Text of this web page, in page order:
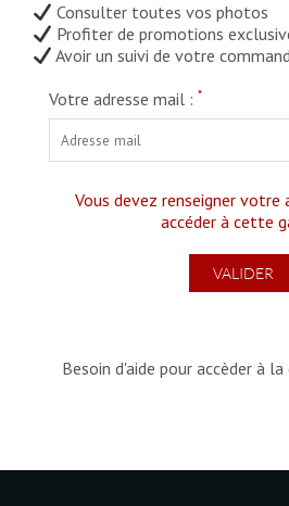
Consulter toutes vos photos
Profiter de promotions
Avoir un suivi de votre
Votre adresse mail : *
Vous devez renseigner votre
accéder à cette
Besoin d'aide pour accèder à la